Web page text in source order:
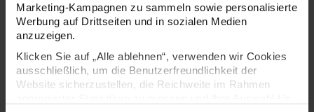
Marketing-Kampagnen zu sammeln sowie personalisierte
Werbung auf Drittseiten und in sozialen Medien
anzuzeigen.
Klicken Sie auf „Alle ablehnen“, verwenden wir Cookies
ausschließlich, um die Benutzerfreundlichkeit der
Website sicherzustellen, die Reichweite im Rahmen
5,49 € 3,99 €
Makramee Perlen Holz natur 30x30mm 4 Stück
Anleitung dekorative